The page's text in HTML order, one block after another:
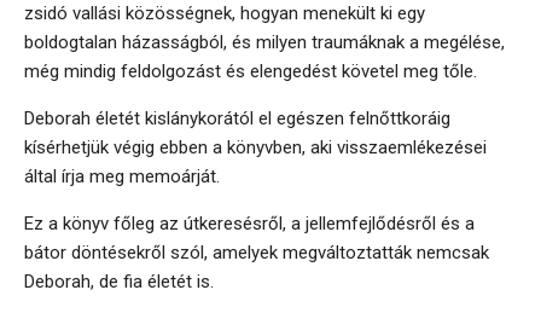
zsidó vallási közösségnek, hogyan menekült ki egy
boldogtalan házasságból, és milyen traumáknak a megélése,
még mindig feldolgozást és elengedést követel meg tőle.
Deborah életét kislánykorától el egészen felnőttkoráig
kísérhetjük végig ebben a könyvben, aki visszaemlékezései
által írja meg memoárját.
Ez a könyv főleg az útkeresésről, a jellemfejlődésről és a
bátor döntésekről szól, amelyek megváltoztatták nemcsak
Deborah, de fia életét is.